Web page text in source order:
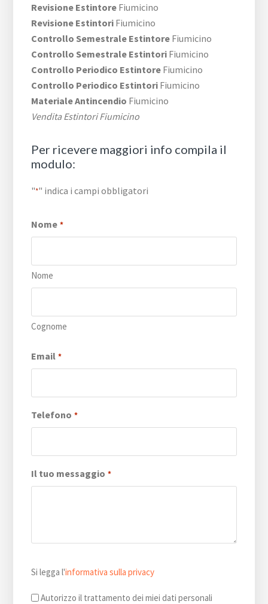
Revisione Estintore Fiumicino
Revisione Estintori Fiumicino
Controllo Semestrale Estintore Fiumicino
Controllo Semestrale Estintori Fiumicino
Controllo Periodico Estintore Fiumicino
Controllo Periodico Estintori Fiumicino
Materiale Antincendio Fiumicino
Vendita Estintori Fiumicino
Per ricevere maggiori info compila il
modulo:
"*" indica i campi obbligatori
Nome *
Nome
Cognome
Email *
Telefono *
Il tuo messaggio *
legga
l'informativa
Si legga l'informativa sulla privacy
Autorizzo il trattamento dei miei dati personali